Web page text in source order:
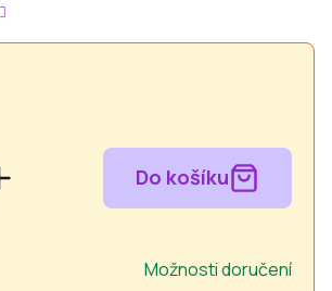
Možnosti doručení